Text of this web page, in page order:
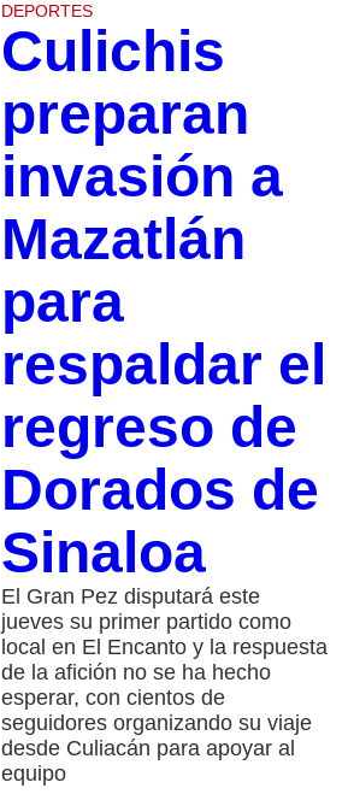
DEPORTES
Culichis
preparan
invasión a
Mazatlán
para
respaldar el
regreso de
Dorados de
Sinaloa
El Gran Pez disputará este
jueves su primer partido como
local en El Encanto y la respuesta
de la afición no se ha hecho
esperar, con cientos de
seguidores organizando su viaje
desde Culiacán para apoyar al
equipo